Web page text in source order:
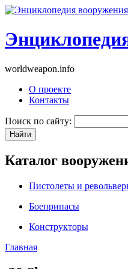
worldweapon.info
О проекте
Контакты
Поиск по сайту:
Каталог
Пистолеты и
Боеприпасы
Конструкторы
Главная